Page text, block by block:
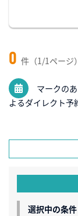
0 件（1/1ページ）
マークの
よるダイレクト予
選択中の条件